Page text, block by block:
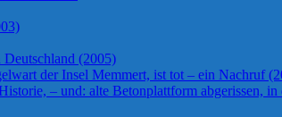
(2005)
der Insel Memmert, ist tot – ein Nachruf
– und: alte Betonplattform abgerissen,